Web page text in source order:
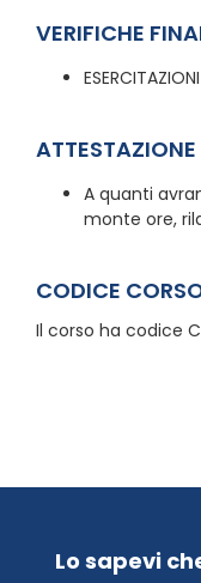
VERIFICHE
ATTESTAZIONE
A quanti
monte ore,
CODICE
Il corso ha codice
Lo sapevi